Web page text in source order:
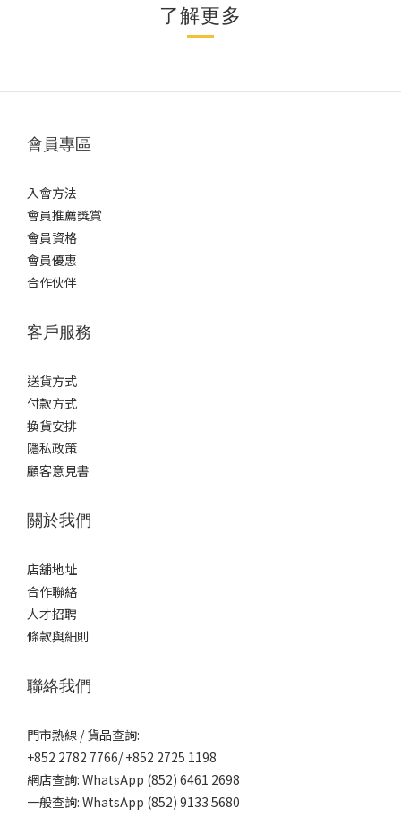
了解更多
會員專區
入會方法
會員推薦獎賞
會員資格
會員優惠
合作伙伴
客戶服務
送貨方式
付款方式
換貨安排
隱私政策
顧客意見書
關於我們
店舖地址
合作聯絡
人才招聘
條款與細則
聯絡我們
門市熱線 / 貨品查詢:
+852 2782 7766/ +852 2725 1198
網店查詢: WhatsApp (852) 6461 2698
一般查詢: WhatsApp (852) 9133 5680